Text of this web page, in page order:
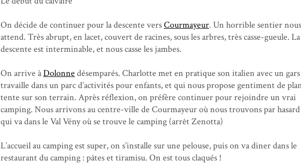
On décide de continuer pour la descente versCourmayeur. Un horrible sentier nous
attend. Très abrupt, en lacet, couvert de racines, sous les arbres, très casse-gueule. La
descente est interminable, et nous casse les jambes.
On arrive àDolonne désemparés. Charlotte met en pratique son italien avec un
travaille dans un parc d’activités pour enfants, et qui nous propose gentiment de
tente sur son terrain. Après réflexion, on préfère continuer pour rejoindre un vrai
camping. Nous arrivons au centre-ville de Courmayeur où nous trouvons par
qui va dans le Val Vény où se trouve le camping (arrêt Zenotta)
L’accueil au camping est super, on s’installe sur une pelouse, puis on va diner dans le
restaurant du camping : pâtes et tiramisu. On est tous claqués !